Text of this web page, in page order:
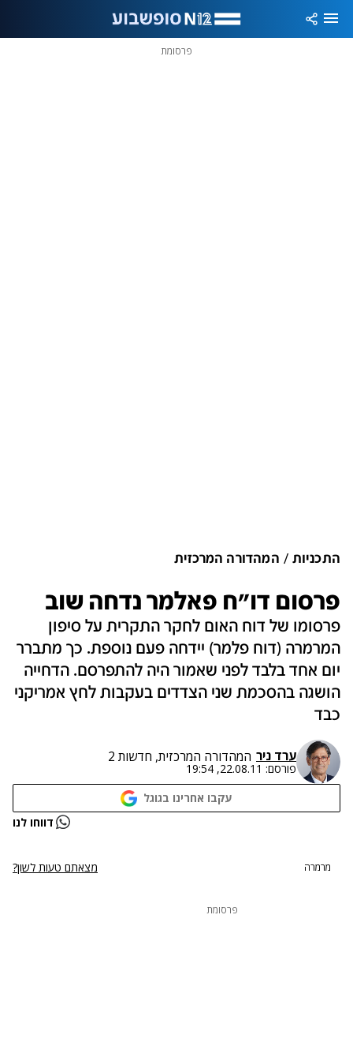
פרסומת
התכניות המהדורה המרכזית
פרסום דו"ח פאלמר נדחה שוב
פרסומו של דוח האום לחקר התקרית על סיפון
המרמרה (דוח פלמר) יידחה פעם נוספת. כך מתברר
יום אחד בלבד לפני שאמור היה להתפרסם. הדחייה
הושגה בהסכמת שני הצדדים בעקבות לחץ אמריקני
כבד
ערד ניר המהדורה המרכזית, חדשות 2
פורסם: 22.08.11, 19:54
עקבו אחרינו בגוגל
דווחו לנו
מרמרה מצאתם טעות לשון?
פרסומת